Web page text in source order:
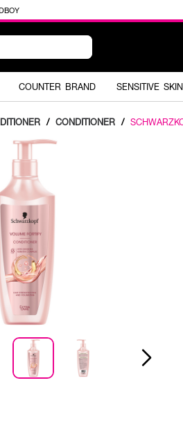
COUNTER BRAND SENSITIVE SKIN
/ CONDITIONER /